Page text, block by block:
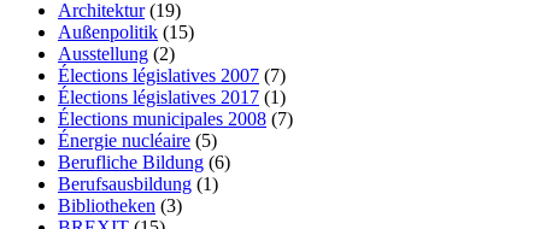
Architektur(19)
Außenpolitik (15)
Ausstellung (2)
Élections législatives 2007 (7)
Élections législatives 2017 (1)
Élections municipales 2008 (7)
Énergie nucléaire (5)
Berufliche Bildung (6)
Berufsausbildung (1)
Bibliotheken (3)